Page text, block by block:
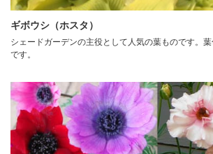
ギボウシ（ホスタ）
シェードガーデンの主役として人気の葉ものです。
です。